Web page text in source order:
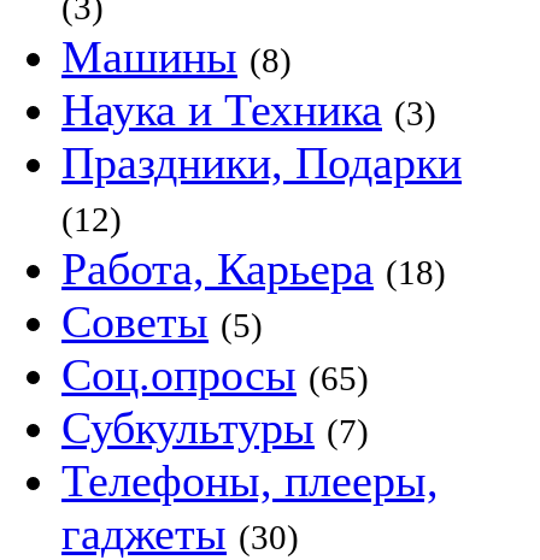
Машины (8)
Наука и Техника (3)
Праздники, Подарки
(12)
Работа, Карьера (18)
Советы (5)
Соц.опросы (65)
Субкультуры (7)
Телефоны, плееры,
гаджеты (30)